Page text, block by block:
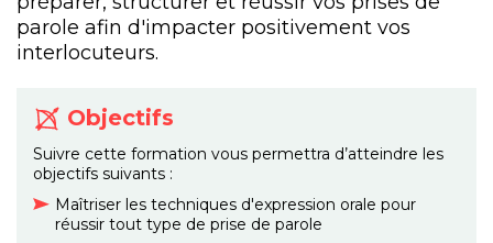
parole afin d'impacter positivement vos
interlocuteurs.
Objectifs
Suivre cette formation vous permettra d’atteindre les
objectifs suivants :
Maîtriser les techniques d'expression orale pour
réussir tout type de prise de parole